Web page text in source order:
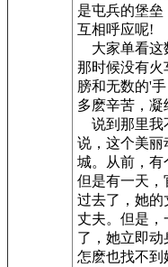
是屯兵的堡
互相呼应呢!
大家单看这
那时候没有火
膀和无数的'
多麽辛苦，凝
说到那里我
说，这个美丽
城。从前，有
但是有一天，
过去了，她的
丈夫。但是，
了，她立即
怎麽也找不到